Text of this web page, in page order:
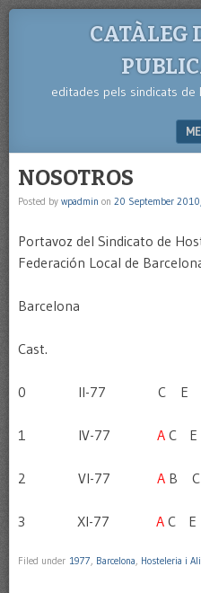
CATÀLEG
editades pels sindicats de
NOSOTROS
Posted by wpadmin on 20 September
Portavoz del Sindicato de
Federación Local de
Barcelona
Cast.
0 II-77 C E
1 IV-77 A C
2 VI-77 A B
3 XI-77 A C E
Filed under 1977, Barcelona, Hosteleria i